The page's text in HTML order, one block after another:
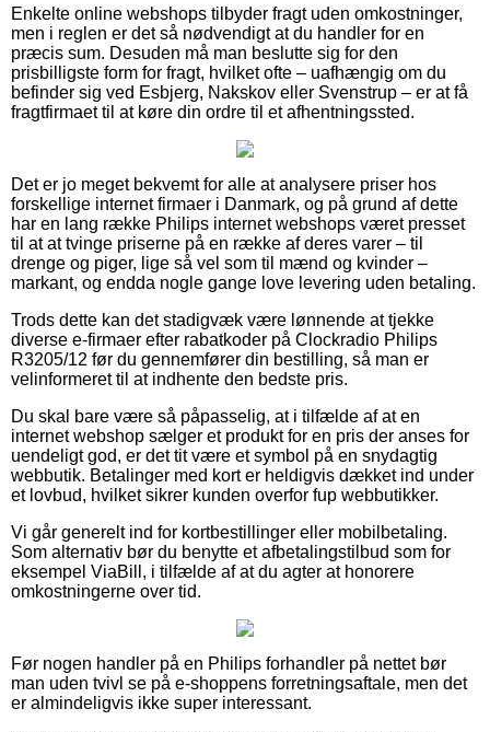
Enkelte online webshops tilbyder fragt uden omkostninger,
men i reglen er det så nødvendigt at du handler for en
præcis sum. Desuden må man beslutte sig for den
prisbilligste form for fragt, hvilket ofte – uafhængig om du
befinder sig ved Esbjerg, Nakskov eller Svenstrup – er at få
fragtfirmaet til at køre din ordre til et afhentningssted.
Det er jo meget bekvemt for alle at analysere priser hos
forskellige internet firmaer i Danmark, og på grund af dette
har en lang række Philips internet webshops været presset
til at at tvinge priserne på en række af deres varer – til
drenge og piger, lige så vel som til mænd og kvinder –
markant, og endda nogle gange love levering uden betaling.
Trods dette kan det stadigvæk være lønnende at tjekke
diverse e-firmaer efter rabatkoder på Clockradio Philips
R3205/12 før du gennemfører din bestilling, så man er
velinformeret til at indhente den bedste pris.
Du skal bare være så påpasselig, at i tilfælde af at en
internet webshop sælger et produkt for en pris der anses for
uendeligt god, er det tit være et symbol på en snydagtig
webbutik. Betalinger med kort er heldigvis dækket ind under
et lovbud, hvilket sikrer kunden overfor fup webbutikker.
Vi går generelt ind for kortbestillinger eller mobilbetaling.
Som alternativ bør du benytte et afbetalingstilbud som for
eksempel ViaBill, i tilfælde af at du agter at honorere
omkostningerne over tid.
Før nogen handler på en Philips forhandler på nettet bør
man uden tvivl se på e-shoppens forretningsaftale, men det
er almindeligvis ikke super interessant.